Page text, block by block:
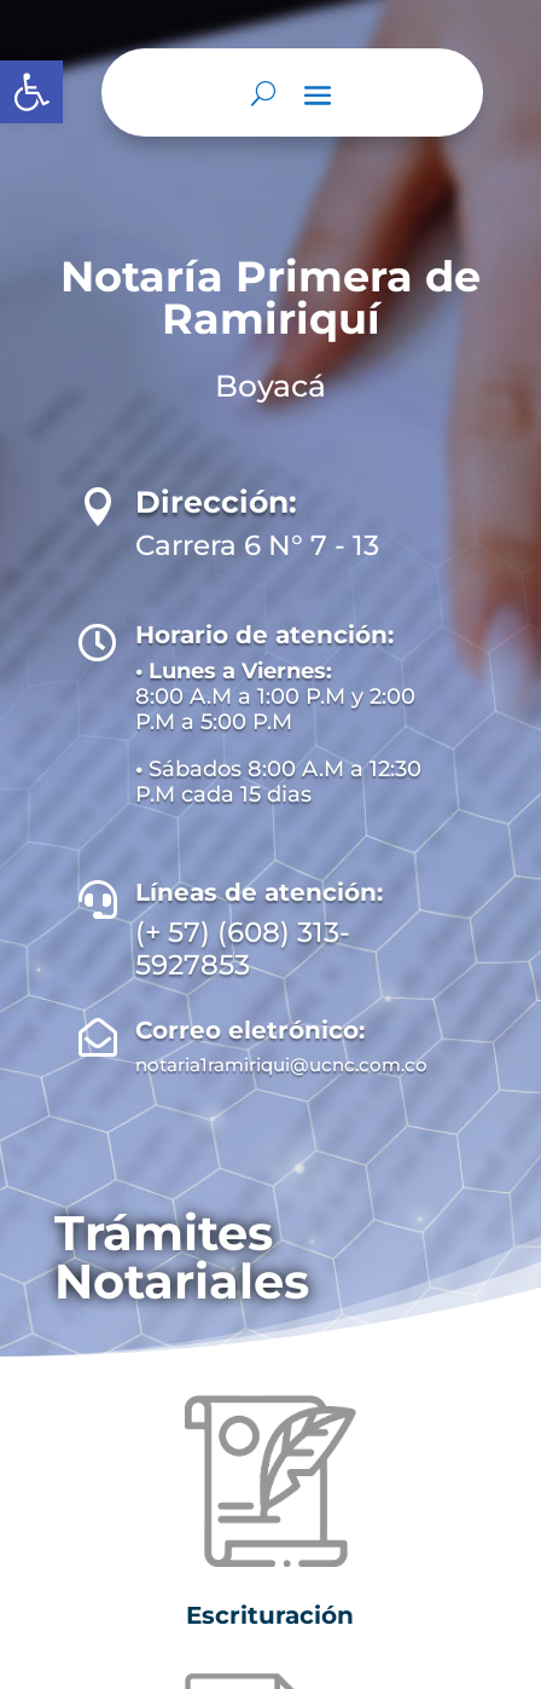
Abrir barra de herramientas
Notaría Primera de
Ramiriquí
Boyacá
 Dirección:
Carrera 6 N° 7 - 13
 Horario de atención:
• Lunes a Viernes:
8:00 A.M a 1:00 P.M y 2:00
P.M a 5:00 P.M
• Sábados 8:00 A.M a 12:30
P.M cada 15 dias
 Líneas de atención:
(+ 57) (608) 313-
5927853
 Correo eletrónico:
notaria1ramiriqui@ucnc.com.co
Trámites
Notariales
Escrituración